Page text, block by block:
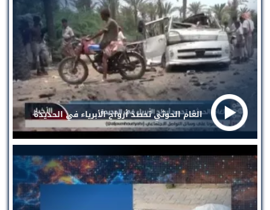
الغام الحوثي تحصد أرواح الأبرياء في الحديدة